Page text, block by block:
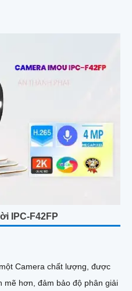
IPC-F42FP
Camera chất lượng, được
mẽ hơn, đảm bảo độ phân giải